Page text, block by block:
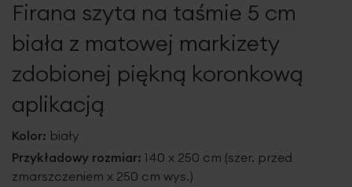
galeriiFirana szyta na taśmie 5 cm
biała z matowej markizety
zdobionej piękną koronkową
aplikacją
Kolor: biały
Przykładowy rozmiar: 140 x 250 cm (szer. przed
zmarszczeniem x 250 cm wys.)